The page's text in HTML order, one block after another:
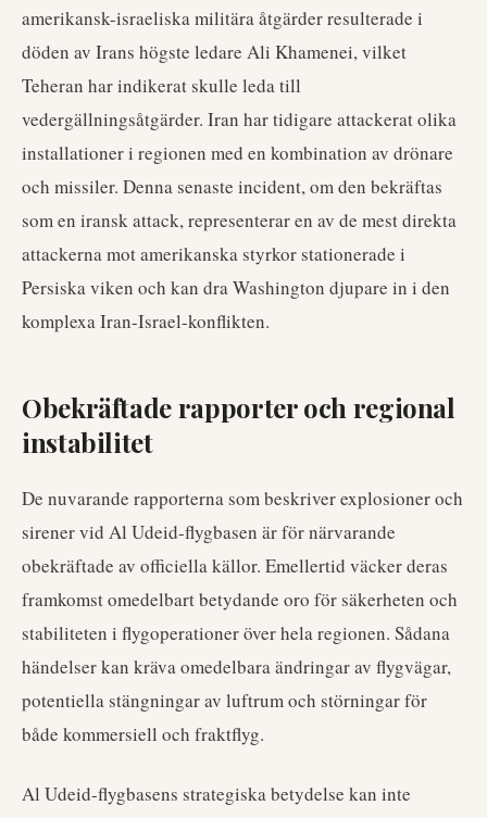
amerikansk-israeliska militära åtgärder resulterade i
döden av Irans högste ledare Ali Khamenei, vilket
Teheran har indikerat skulle leda till
vedergällningsåtgärder. Iran har tidigare attackerat olika
installationer i regionen med en kombination av drönare
och missiler. Denna senaste incident, om den bekräftas
som en iransk attack, representerar en av de mest direkta
attackerna mot amerikanska styrkor stationerade i
Persiska viken och kan dra Washington djupare in i den
komplexa Iran-Israel-konflikten.
Obekräftade rapporter och regional
instabilitet
De nuvarande rapporterna som beskriver explosioner och
sirener vid Al Udeid-flygbasen är för närvarande
obekräftade av officiella källor. Emellertid väcker deras
framkomst omedelbart betydande oro för säkerheten och
stabiliteten i flygoperationer över hela regionen. Sådana
händelser kan kräva omedelbara ändringar av flygvägar,
potentiella stängningar av luftrum och störningar för
både kommersiell och fraktflyg.
Al Udeid-flygbasens strategiska betydelse kan inte